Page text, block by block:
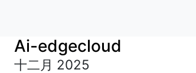
Ai-edgecloud
十二月 2025